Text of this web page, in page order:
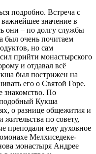
подробно. Встреча с
значение в
они – по долгу службы
очень почитаем
но сам
прийти монастырского
и отдавал всё
был пострижен на
его о Святой Горе.
знакомство. По
Кукша
о разнице общежития и
по совету,
преподали ему духовное
Мелхиседеке-
монастыря Андрее